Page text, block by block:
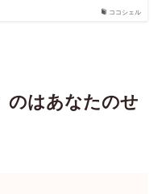
ココシェル
のはあなたのせ